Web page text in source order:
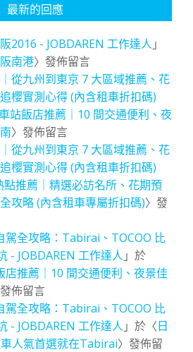
最新的回應
2016 - JOBDAREN 工作達人 」
南港〉發佈留言
從九州到東京 7 大區域推薦、花
櫻實測心得 (內含租車折扣碼)
站飯店推薦｜10 間交通便利、夜
〉發佈留言
從九州到東京 7 大區域推薦、花
櫻實測心得 (內含租車折扣碼)
點推薦｜精選必訪名所、花期預
攻略 (內含租車專屬折扣碼)〉發
駕全攻略：Tabirai、TOCOO 比
- JOBDAREN 工作達人 」於
店推薦｜10 間交通便利、夜景佳
佈留言
駕全攻略：Tabirai、TOCOO 比
- JOBDAREN 工作達人 」於〈日
人氣首選就在Tabirai〉發佈留